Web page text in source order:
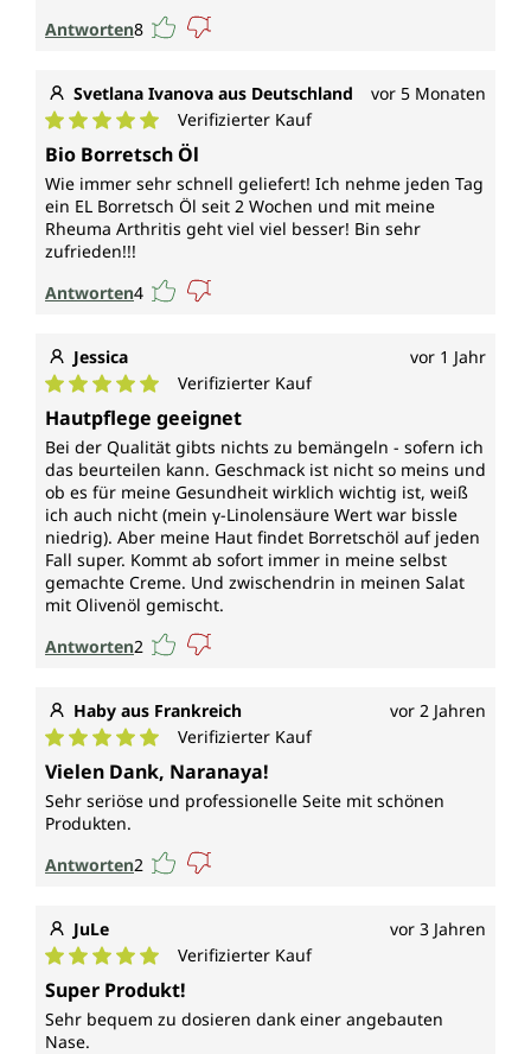
Antworten8
Svetlana Ivanova aus Deutschland vor 5 Monaten
Durchschnittliche Bewertung von 5 von 5 Sternen
Verifizierter Kauf
Bio Borretsch Öl
Wie immer sehr schnell geliefert! Ich nehme jeden Tag
ein EL Borretsch Öl seit 2 Wochen und mit meine
Rheuma Arthritis geht viel viel besser! Bin sehr
zufrieden!!!
Antworten4
Jessica vor 1 Jahr
Durchschnittliche Bewertung von 5 von 5 Sternen
Verifizierter Kauf
Hautpflege geeignet
Bei der Qualität gibts nichts zu bemängeln - sofern ich
das beurteilen kann. Geschmack ist nicht so meins und
ob es für meine Gesundheit wirklich wichtig ist, weiß
ich auch nicht (mein γ-Linolensäure Wert war bissle
niedrig). Aber meine Haut findet Borretschöl auf jeden
Fall super. Kommt ab sofort immer in meine selbst
gemachte Creme. Und zwischendrin in meinen Salat
mit Olivenöl gemischt.
Antworten2
Haby aus Frankreich vor 2 Jahren
Durchschnittliche Bewertung von 5 von 5 Sternen
Verifizierter Kauf
Vielen Dank, Naranaya!
Sehr seriöse und professionelle Seite mit schönen
Produkten.
Antworten2
JuLe vor 3 Jahren
Durchschnittliche Bewertung von 5 von 5 Sternen
Verifizierter Kauf
Super Produkt!
Sehr bequem zu dosieren dank einer angebauten
Nase.